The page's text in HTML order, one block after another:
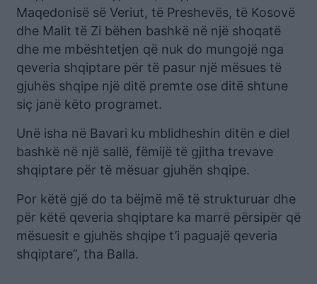
Maqedonisë së Veriut, të Preshevës, të Kosovë
dhe Malit të Zi bëhen bashkë në një shoqatë
dhe me mbështetjen që nuk do mungojë nga
qeveria shqiptare për të pasur një mësues të
gjuhës shqipe një ditë premte ose ditë shtune
siç janë këto programet.
Unë isha në Bavari ku mblidheshin ditën e diel
bashkë në një sallë, fëmijë të gjitha trevave
shqiptare për të mësuar gjuhën shqipe.
Por këtë gjë do ta bëjmë më të strukturuar dhe
për këtë qeveria shqiptare ka marrë përsipër që
mësuesit e gjuhës shqipe t’i paguajë qeveria
shqiptare”, tha Balla.